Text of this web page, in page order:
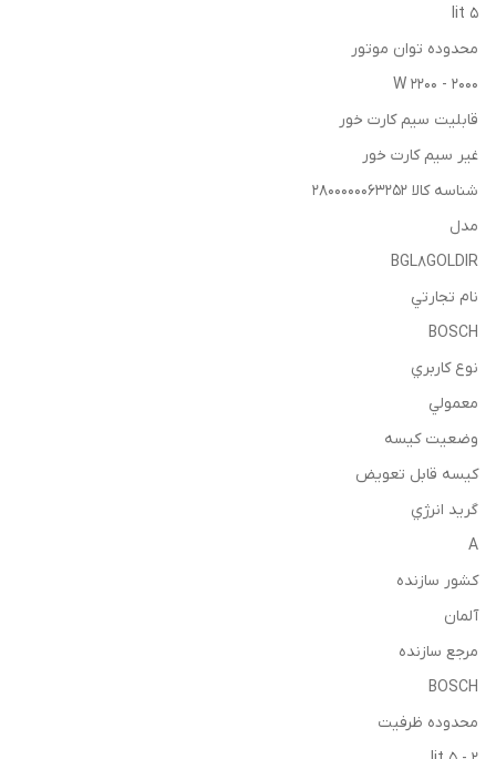
5 lit
محدوده توان موتور
2000 - 2200 W
قابليت سيم كارت خور
غير سيم كارت خور
شناسه کالا 2800000063252
مدل
BGL8GOLDIR
نام تجارتي
BOSCH
نوع كاربري
معمولي
وضعيت كيسه
كيسه قابل تعويض
گريد انرژي
A
كشور سازنده
آلمان
مرجع سازنده
BOSCH
محدوده ظرفيت